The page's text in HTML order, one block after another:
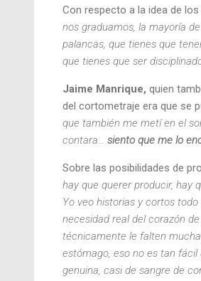
Con respecto a la idea de
nos graduamos, la mayoría
palancas, que tienes que
que tienes que ser
Jaime Manrique, quien
del cortometraje era que se
que también me metí en el
contara… siento que me lo
Sobre las posibilidades de
hay que querer producir, hay
Yo veo historias y cortos
necesidad real del corazón
técnicamente le falten
estómago, eso no es tan
genuina, casi de sangre de